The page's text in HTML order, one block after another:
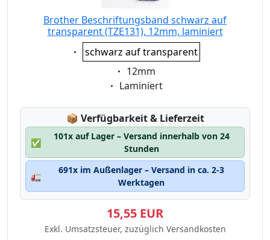
Brother Beschriftungsband schwarz auf
transparent (TZE131), 12mm, laminiert
Eigenschaft:
schwarz auf transparent
Eigenschaft:
12mm
Eigenschaft:
Laminiert
📦 Lagerstatus:
Verfügbarkeit & Lieferzeit
✅
101x auf Lager – Versand innerhalb von 24
Stunden
🚛
691x im Außenlager – Versand in ca. 2-3
Werktagen
15,55 EUR
Exkl. Umsatzsteuer, zuzüglich Versandkosten